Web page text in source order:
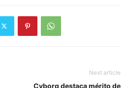
Next article
Cyborg destaca mérito de